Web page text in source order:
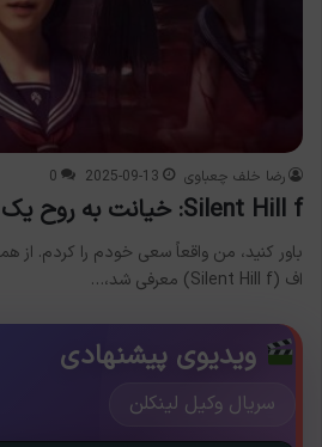
رضا خلف چعباوی 2025-09-13
0
Silent Hill f: خیانت به روح یک افسانه مه‌آلود
باور کنید، من واقعاً سعی خودم را کردم.
اف (Silent Hill f) معرفی شد،…
ویدیوی پیشنهادی
سریال وکیل لینکلن